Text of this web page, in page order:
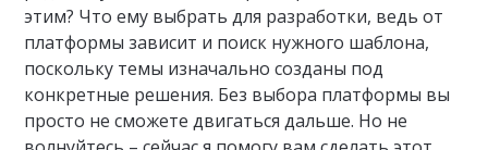
этим? Что ему выбрать для разработки, ведь от
платформы зависит и поиск нужного шаблона,
поскольку темы изначально созданы под
конкретные решения. Без выбора платформы вы
просто не сможете двигаться дальше. Но не